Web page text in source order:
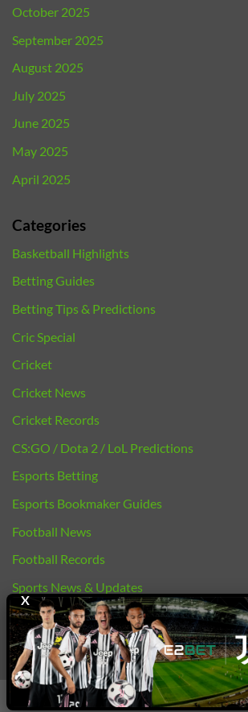
X
October 2025
September 2025
August 2025
July 2025
June 2025
May 2025
April 2025
Categories
Basketball Highlights
Betting Guides
Betting Tips & Predictions
Cric Special
Cricket
Cricket News
Cricket Records
CS:GO / Dota 2 / LoL Predictions
Esports Betting
Esports Bookmaker Guides
Football News
Football Records
Sports News & Updates
bj88 |E2BET
Copyright 2026 ©E2bet77